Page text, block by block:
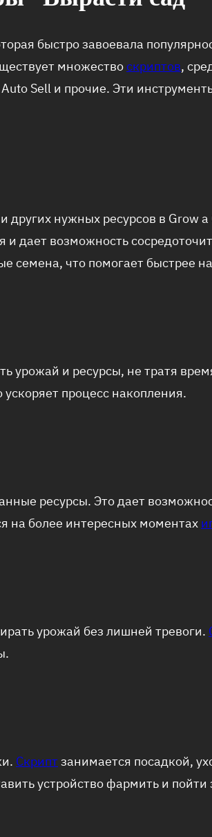
быстро завоевала
множествоскриптов,
Sell и прочие. Эти
других нужных ресурсов в Grow
дает возможность
семена, что помогает быстрее
урожай и ресурсы, не тратя
процесс накопления.
ресурсы. Это дает
на более интересных моментах
урожай без лишней тревоги.
Скриптзанимается посадкой,
устройство фармить и